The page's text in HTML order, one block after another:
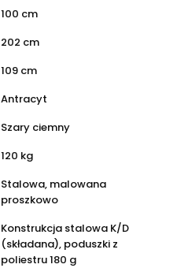
100 cm
202 cm
109 cm
Antracyt
Szary ciemny
120 kg
Stalowa, malowana
proszkowo
Konstrukcja stalowa K/D
(składana), poduszki z
poliestru 180 g